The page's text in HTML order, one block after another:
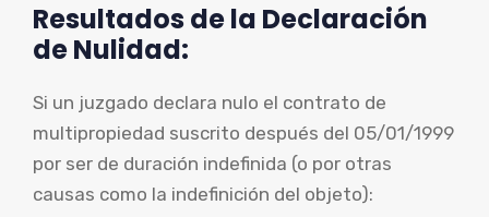
Resultados de la Declaración
de Nulidad:
Si un juzgado declara nulo el contrato de
multipropiedad suscrito después del 05/01/1999
por ser de duración indefinida (o por otras
causas como la indefinición del objeto):